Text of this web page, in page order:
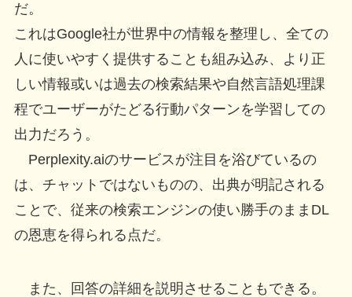
だ。
これはGoogle社が世界中の情報を整理し、全ての
人に使いやすく提供することも組み込み、より正
しい情報或いは過去の検索結果や自然言語処理課
程でユーザーがたどる行動パターンを学習しての
出力だろう。
Perplexity.aiのサービスが注目を浴びているの
は、チャットではないものの、出典が明記される
ことで、従来の検索エンジンの使い勝手のままDL
の恩恵を得られる点だ。
また、回答の詳細を説明させることもできる。